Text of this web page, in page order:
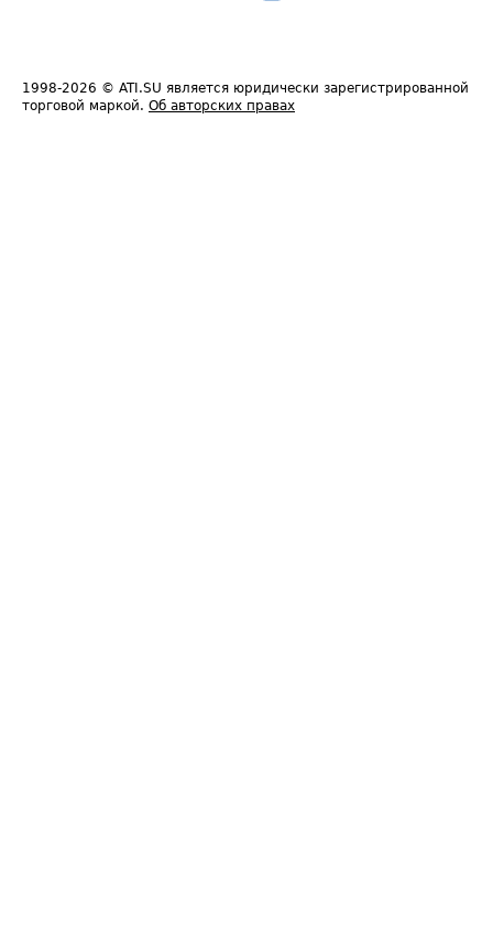
1998-2026 © ATI.SU является юридически зарегистрированной
торговой маркой. Об авторских правах